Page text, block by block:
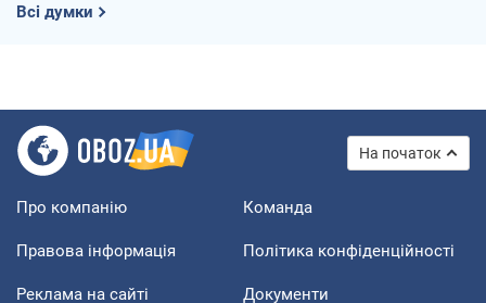
Всі думки
На початок
Про компанію Команда
Правова інформація Політика конфіденційності
Реклама на сайті Документи